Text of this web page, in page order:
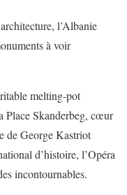
l’Albanie
à voir
melting-pot
Place Skanderbeg, cœur
de George Kastriot
d’histoire, l’Opéra
incontournables.